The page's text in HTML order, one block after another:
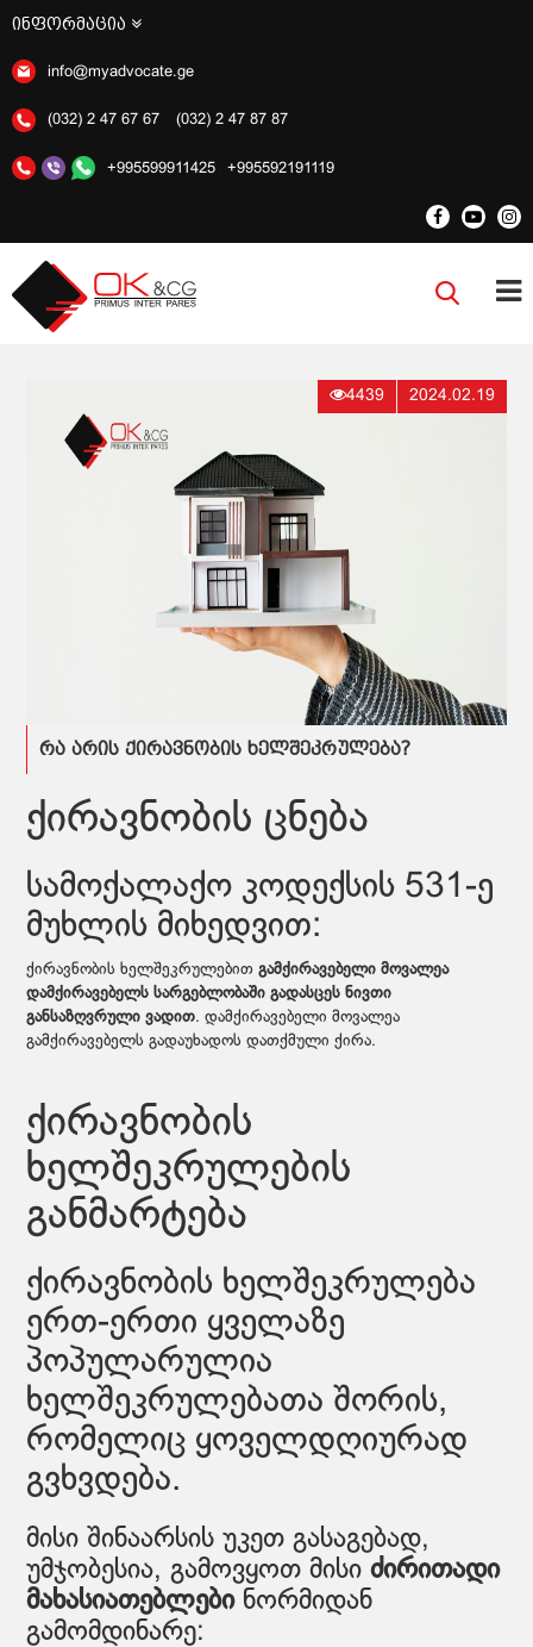
ინფორმაცია
info@myadvocate.ge
(032) 2 47 67 67 (032) 2 47 87 87
+995599911425 +995592191119
4439 2024.02.19
რა არის ქირავნობის ხელშეკრულება?
ქირავნობის ცნება
სამოქალაქო კოდექსის 531-ე
მუხლის მიხედვით:
ქირავნობის ხელშეკრულებითგამქირავებელი მოვალეა
დამქირავებელს სარგებლობაში გადასცეს ნივთი
განსაზღვრული ვადით. დამქირავებელი მოვალეა
გამქირავებელს გადაუხადოს დათქმული ქირა.
ქირავნობის
ხელშეკრულების
განმარტება
ქირავნობის ხელშეკრულება
ერთ-ერთი ყველაზე
პოპულარულია
ხელშეკრულებათა შორის,
რომელიც ყოველდღიურად
გვხვდება.
მისი შინაარსის უკეთ გასაგებად,
უმჯობესია, გამოვყოთ მისიძირითადი
მახასიათებლები ნორმიდან
გამომდინარე: